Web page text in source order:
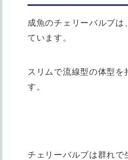
成魚のチェリーバルブ
ています。
スリムで流線型の体型
す。
チェリーバルブは群れで